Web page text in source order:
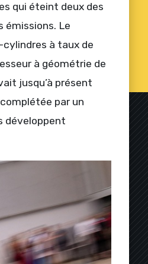
qui éteint deux des
émissions. Le
à taux de
à géométrie de
jusqu’à présent
par un
développent